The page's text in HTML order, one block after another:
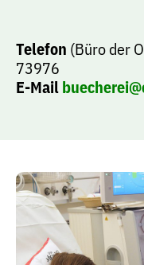
Telefon (Büro der
73976
E-Mail